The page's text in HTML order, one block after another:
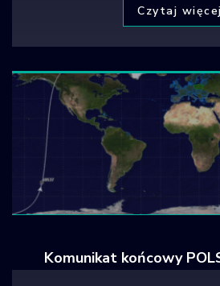
Czytaj więcej
Komunikat końcowy